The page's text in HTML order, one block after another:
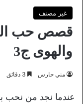
غير مصنف
قصص حب
والهوى ج3
مني حارس
عندما نجد من نحب